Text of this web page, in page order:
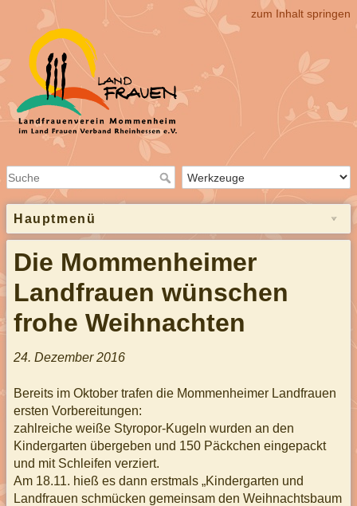
zum Inhalt springen
Hauptmenü
Die Mommenheimer
Landfrauen wünschen
frohe Weihnachten
24. Dezember 2016
Bereits im Oktober trafen die Mommenheimer Landfrauen
ersten Vorbereitungen:
zahlreiche weiße Styropor-Kugeln wurden an den
Kindergarten übergeben und 150 Päckchen eingepackt
und mit Schleifen verziert.
Am 18.11. hieß es dann erstmals „Kindergarten und
Landfrauen schmücken gemeinsam den Weihnachtsbaum